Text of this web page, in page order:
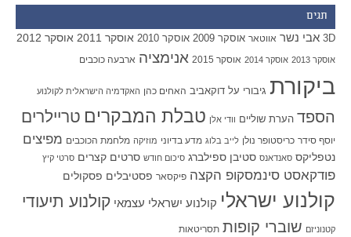
תגים
3D אבי נשר אווטאר אוסקר 2009 אוסקר 2010 אוסקר 2011 אוסקר 2012
אוסקר 2013 אוסקר 2014 אוסקר 2015 אנימציה ארבעה כוכבים
ביקורת גיבורי על דוקאביב האחים כהן האקדמיה הישראלית לקולנוע
הספד הערת שוליים וודי אלן טבלת המבקרים טריילרים
יוסף סידר כריסטופר נולן לייב בלוג מדע בדיוני מוזיקה מלחמת הכוכבים מפיצים
נטפליקס סאנדאנס סטיבן ספילברג סיכום חודש סרטים קצרים סרטי קיץ
פודקאסט סינמסקופ הקצה פיקסאר פסטיבלים פסקולים
קולנוע ישראלי קולנוע ישראלי עצמאי קולנוע תיעודי
קטנוניזם שוברי קופות תסריטאות